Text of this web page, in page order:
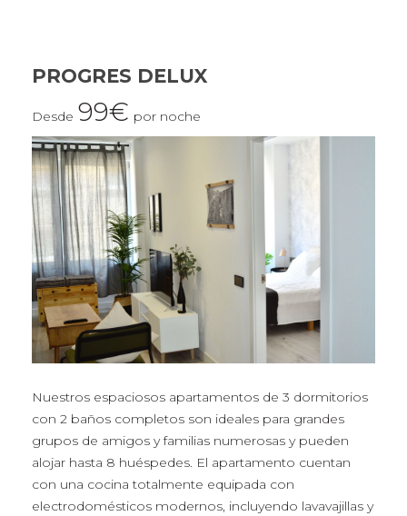
PROGRES DELUX
Desde 99€ por noche
Nuestros espaciosos apartamentos de 3 dormitorios
con 2 baños completos son ideales para grandes
grupos de amigos y familias numerosas y pueden
alojar hasta 8 huéspedes. El apartamento cuentan
con una cocina totalmente equipada con
electrodomésticos modernos, incluyendo lavavajillas y